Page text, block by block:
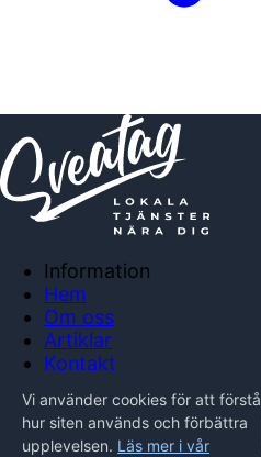
Information
Hem
Om oss
Artiklar
Kontakt
Integritetspolicy
Vi använder cookies för att förstå
hur siten används och förbättra
upplevelsen. Läs mer i vår